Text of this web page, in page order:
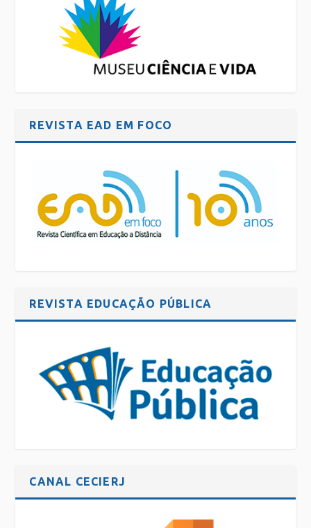
REVISTA EAD EM FOCO
REVISTA EDUCAÇÃO PÚBLICA
CANAL CECIERJ